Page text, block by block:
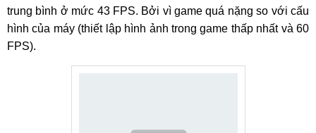
trung bình ở mức 43 FPS. Bởi vì game quá nặng so với cấu
hình của máy (thiết lập hình ảnh trong game thấp nhất và 60
FPS).